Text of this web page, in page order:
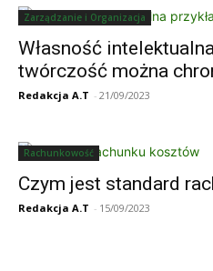
Zarządzanie i Organizacja
Własność
twórczość można
Redakcja A.T - 21/09/2023
Rachunkowość
Czym jest standard
Redakcja A.T - 15/09/2023